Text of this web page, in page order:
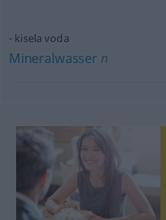
kisela voda
Mineralwasser n